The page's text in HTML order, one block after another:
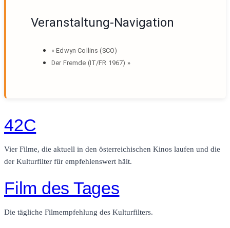
Veranstaltung-Navigation
« Edwyn Collins (SCO)
Der Fremde (IT/FR 1967) »
42C
Vier Filme, die aktuell in den österreichischen Kinos laufen und die
der Kulturfilter für empfehlenswert hält.
Film des Tages
Die tägliche Filmempfehlung des Kulturfilters.